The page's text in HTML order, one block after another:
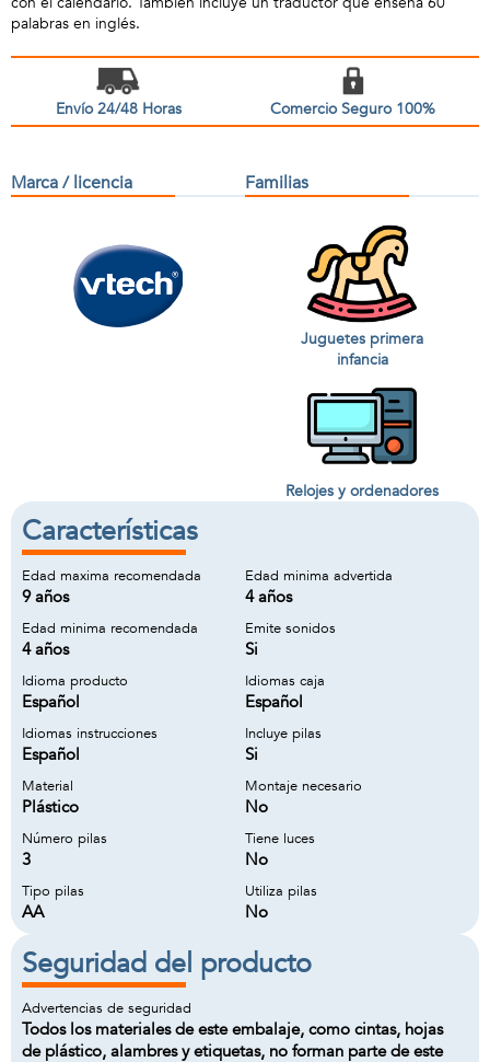
palabras en inglés.
Envío 24/48 Horas Comercio Seguro 100%
Marca / licencia Familias
Juguetes primera
infancia
Relojes y ordenadores
Características
Edad maxima recomendada
9 años
Edad minima advertida
4 años
Edad minima recomendada
4 años
Emite sonidos
Si
Idioma producto
Español
Idiomas caja
Español
Idiomas instrucciones
Español
Incluye pilas
Si
Material
Plástico
Montaje necesario
No
Número pilas
3
Tiene luces
No
Tipo pilas
AA
Utiliza pilas
No
Seguridad del producto
Advertencias de seguridad
Todos los materiales de este embalaje, como cintas, hojas
de plástico, alambres y etiquetas, no forman parte de este